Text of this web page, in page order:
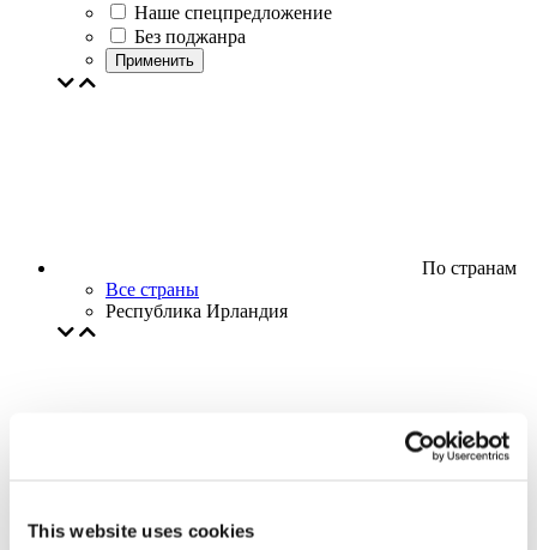
This website uses cookies
Наше спецпредложение
Без поджанра
Применить
По странам
Все страны
Республика Ирландия